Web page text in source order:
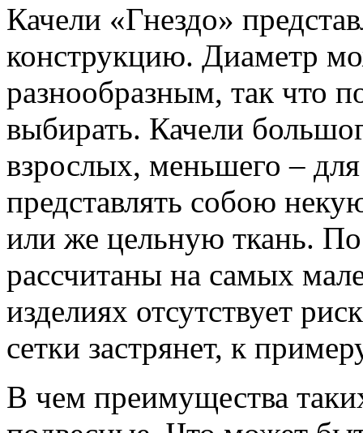
Качели «Гнездо»
конструкцию. Диаметр
разнообразным, так что
выбирать. Качели
взрослых, меньшего –
представлять собою
или же цельную ткань.
рассчитаны на самых
изделиях отсутствует
сетки застрянет, к
В чем преимущества